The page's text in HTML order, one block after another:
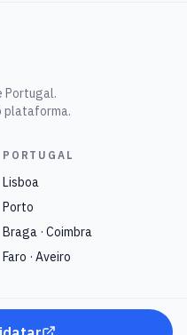
Portugal.
plataforma.
PORTUGAL
Lisboa
Porto
Braga · Coimbra
Faro · Aveiro